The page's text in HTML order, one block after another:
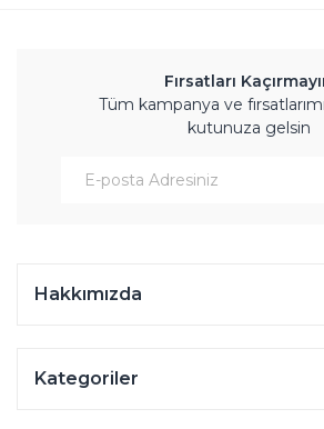
Fırsatları
Tüm kampanya ve
kutunuza gelsin
Hakkımızda
Kategoriler